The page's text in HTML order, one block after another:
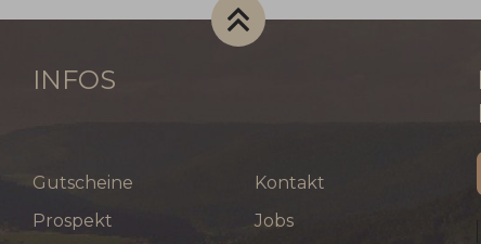
INFOS
Gutscheine
Prospekt
Kontakt
Jobs